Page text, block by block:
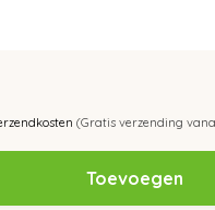
(Gratis verzending
Toevoegen